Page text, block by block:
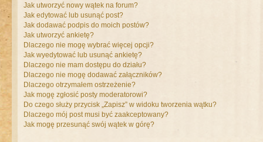
Jak utworzyć nowy wątek na forum?
Jak edytować lub usunąć post?
Jak dodawać podpis do moich postów?
Jak utworzyć ankietę?
Dlaczego nie mogę wybrać więcej opcji?
Jak wyedytować lub usunąć ankietę?
Dlaczego nie mam dostępu do działu?
Dlaczego nie mogę dodawać załączników?
Dlaczego otrzymałem ostrzeżenie?
Jak mogę zgłosić posty moderatorowi?
Do czego służy przycisk „Zapisz” w widoku tworzenia wątku?
Dlaczego mój post musi być zaakceptowany?
Jak mogę przesunąć swój wątek w górę?